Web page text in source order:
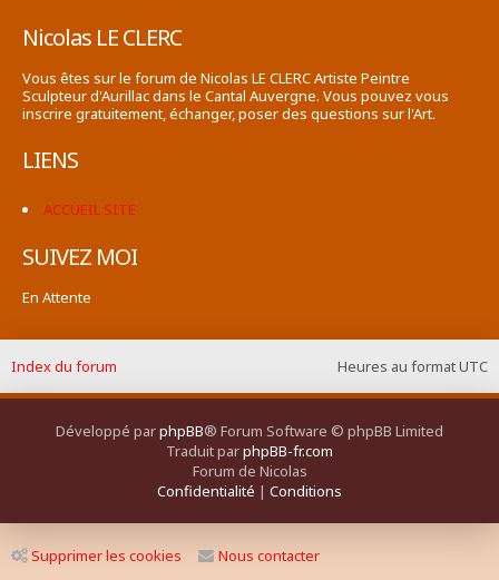
Nicolas LE CLERC
Vous êtes sur le forum de Nicolas LE CLERC Artiste Peintre
Sculpteur d'Aurillac dans le Cantal Auvergne. Vous pouvez vous
inscrire gratuitement, échanger, poser des questions sur l'Art.
LIENS
ACCUEIL SITE
SUIVEZ MOI
En Attente
Heures au formatUTC
Index du forum
Développé parphpBB® Forum Software © phpBB Limited
Traduit parphpBB-fr.com
Forum de Nicolas
Confidentialité | Conditions
Supprimer les cookies Nous contacter